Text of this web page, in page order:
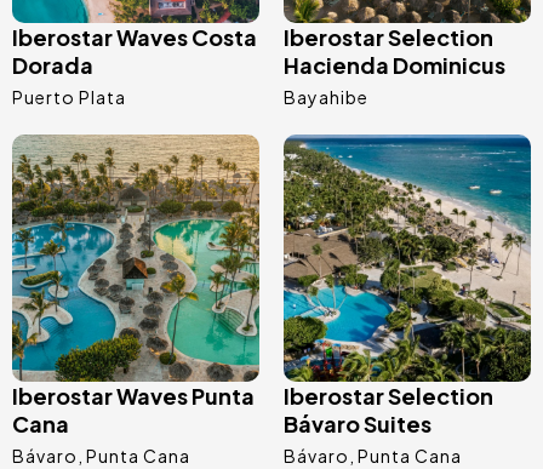
Iberostar Waves Costa
Dorada
Puerto Plata
Iberostar Selection
Hacienda Dominicus
Bayahibe
Imagem
Iberostar Waves Punta
Cana
Bávaro Punta Cana
Imagem
Iberostar Selection
Bávaro Suites
Bávaro Punta Cana